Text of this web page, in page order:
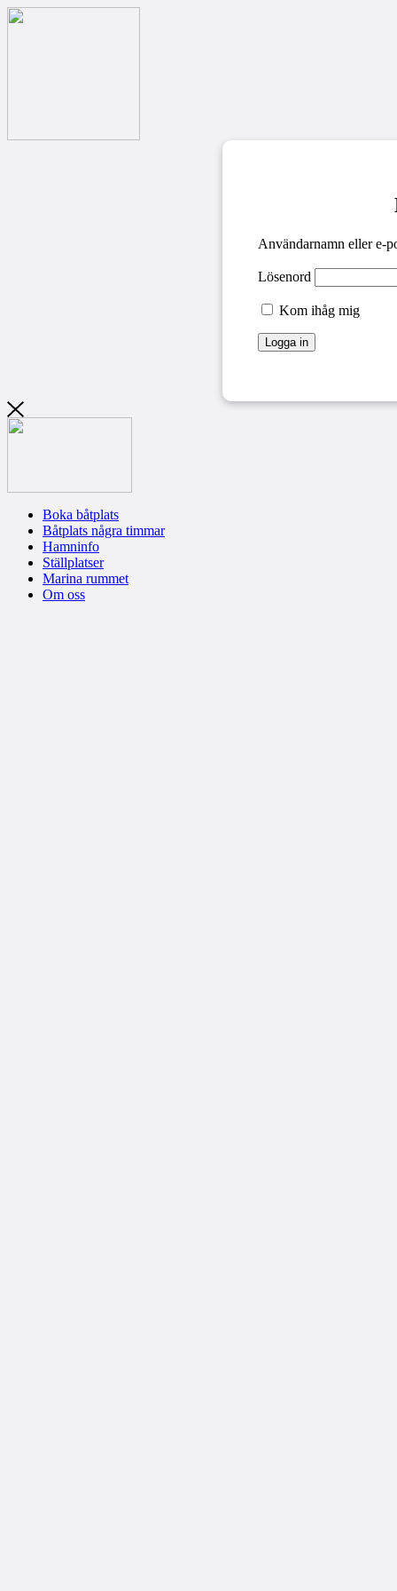
Användarnamn eller e-
Lösenord
Kom ihåg mig
Boka båtplats
Båtplats några timmar
Hamninfo
Ställplatser
Marina rummet
Om oss